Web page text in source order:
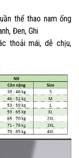
thể thao nam ống
Đen, Ghi
thoải mái, dễ chịu,